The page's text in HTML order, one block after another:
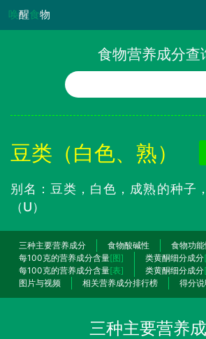
唤醒食物
食物营养成分查
食物名称
豆类（白色、熟）
别名：豆类，白色，成熟的种子
（U）
三种主要营养成分 食物酸碱性
食物功
每100克的营养成分含量[图] 类黄酮细分成分
每100克的营养成分含量[表] 类黄酮细分成分
图片与视频
相关营养成分排行榜 得分说
三种主要营养